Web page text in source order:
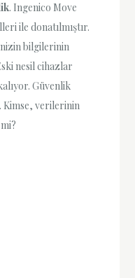
. Ingenico Move
ile donatılmıştır.
bilgilerinin
nesil cihazlar
Güvenlik
Kimse, verilerinin